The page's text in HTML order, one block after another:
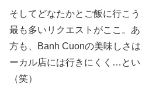
そしてどなたかとご飯に行こ
最も多いリクエストがここ。
方も、Banh Cuonの美味しさ
ーカル店には行きにくく…と
（笑）